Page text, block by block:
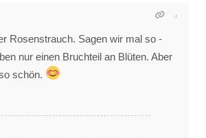
Rosenstrauch. Sagen wir mal so -
nur einen Bruchteil an Blüten. Aber
schön.